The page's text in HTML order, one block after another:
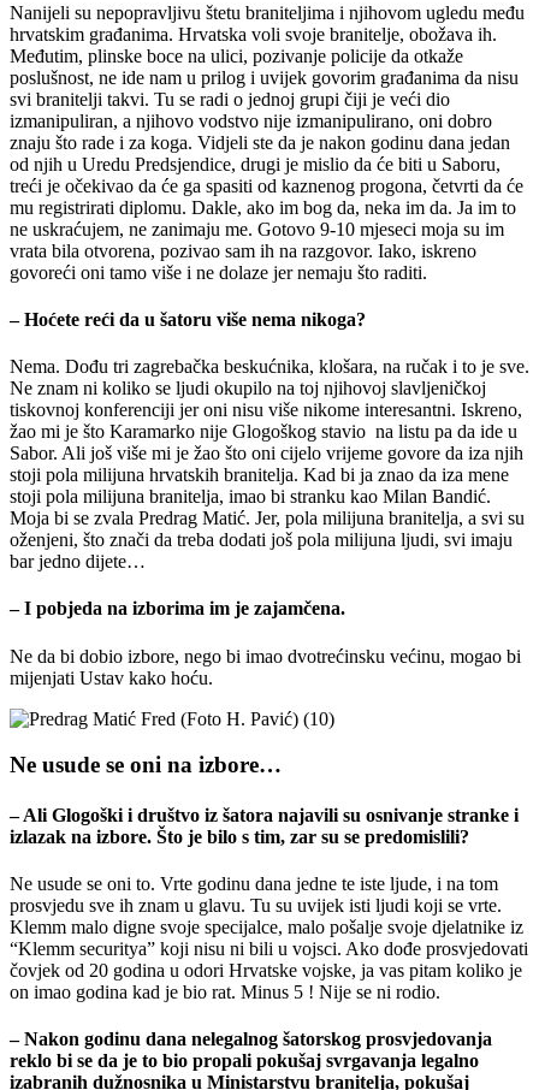
Nanijeli su nepopravljivu štetu braniteljima i njihovom ugledu među
hrvatskim građanima. Hrvatska voli svoje branitelje, obožava ih.
Međutim, plinske boce na ulici, pozivanje policije da otkaže
poslušnost, ne ide nam u prilog i uvijek govorim građanima da nisu
svi branitelji takvi. Tu se radi o jednoj grupi čiji je veći dio
izmanipuliran, a njihovo vodstvo nije izmanipulirano, oni dobro
znaju što rade i za koga. Vidjeli ste da je nakon godinu dana jedan
od njih u Uredu Predsjendice, drugi je mislio da će biti u Saboru,
treći je očekivao da će ga spasiti od kaznenog progona, četvrti da će
mu registrirati diplomu. Dakle, ako im bog da, neka im da. Ja im to
ne uskraćujem, ne zanimaju me. Gotovo 9-10 mjeseci moja su im
vrata bila otvorena, pozivao sam ih na razgovor. Iako, iskreno
govoreći oni tamo više i ne dolaze jer nemaju što raditi.
– Hoćete reći da u šatoru više nema nikoga?
Nema. Dođu tri zagrebačka beskućnika, klošara, na ručak i to je sve.
Ne znam ni koliko se ljudi okupilo na toj njihovoj slavljeničkoj
tiskovnoj konferenciji jer oni nisu više nikome interesantni. Iskreno,
žao mi je što Karamarko nije Glogoškog stavio na listu pa da ide u
Sabor. Ali još više mi je žao što oni cijelo vrijeme govore da iza njih
stoji pola milijuna hrvatskih branitelja. Kad bi ja znao da iza mene
stoji pola milijuna branitelja, imao bi stranku kao Milan Bandić.
Moja bi se zvala Predrag Matić. Jer, pola milijuna branitelja, a svi su
oženjeni, što znači da treba dodati još pola milijuna ljudi, svi imaju
bar jedno dijete…
– I pobjeda na izborima im je zajamčena.
Ne da bi dobio izbore, nego bi imao dvotrećinsku većinu, mogao bi
mijenjati Ustav kako hoću.
Ne usude se oni na izbore…
– Ali Glogoški i društvo iz šatora najavili su osnivanje stranke i
izlazak na izbore. Što je bilo s tim, zar su se predomislili?
Ne usude se oni to. Vrte godinu dana jedne te iste ljude, i na tom
prosvjedu sve ih znam u glavu. Tu su uvijek isti ljudi koji se vrte.
Klemm malo digne svoje specijalce, malo pošalje svoje djelatnike iz
“Klemm securitya” koji nisu ni bili u vojsci. Ako dođe prosvjedovati
čovjek od 20 godina u odori Hrvatske vojske, ja vas pitam koliko je
on imao godina kad je bio rat. Minus 5 ! Nije se ni rodio.
– Nakon godinu dana nelegalnog šatorskog prosvjedovanja
reklo bi se da je to bio propali pokušaj svrgavanja legalno
izabranih dužnosnika u Ministarstvu branitelja, pokušaj